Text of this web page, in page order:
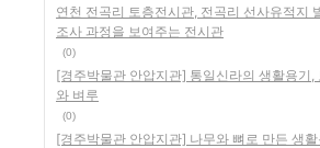
연천 전곡리 토층전시관, 전곡리 선사유적지
조사 과정을 보여주는 전시관
(0)
[경주박물관 안압지관] 통일신라의 생활용기,
와 벼루
(0)
[경주박물관 안압지관] 나무와 뼈로 만든 생활